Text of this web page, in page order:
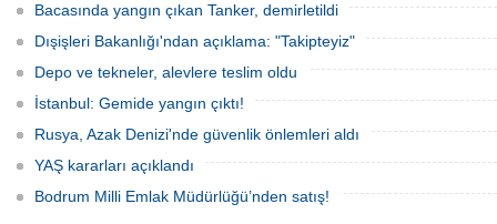
Bacasında yangın çıkan Tanker, demirletildi
Dışişleri Bakanlığı'ndan açıklama: "Takipteyiz"
Depo ve tekneler, alevlere teslim oldu
İstanbul: Gemide yangın çıktı!
Rusya, Azak Denizi'nde güvenlik önlemleri aldı
YAŞ kararları açıklandı
Bodrum Milli Emlak Müdürlüğü’nden satış!